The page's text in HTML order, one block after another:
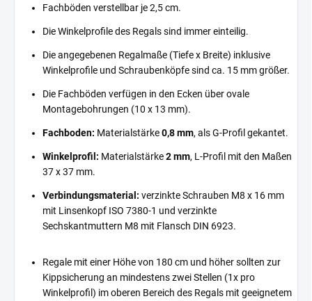
Fachböden verstellbar je 2,5 cm.
Die Winkelprofile des Regals sind immer einteilig.
Die angegebenen Regalmaße (Tiefe x Breite) inklusive
Winkelprofile und Schraubenköpfe sind ca. 15 mm größer.
Die Fachböden verfügen in den Ecken über ovale
Montagebohrungen (10 x 13 mm).
Fachboden: Materialstärke0,8 mm, als G-Profil gekantet.
Winkelprofil: Materialstärke2 mm, L-Profil mit den Maßen
37 x 37 mm.
Verbindungsmaterial: verzinkte Schrauben M8 x 16 mm
mit Linsenkopf ISO 7380-1 und verzinkte
Sechskantmuttern M8 mit Flansch DIN 6923.
Regale mit einer Höhe von 180 cm und höher sollten zur
Kippsicherung an mindestens zwei Stellen (1x pro
Winkelprofil) im oberen Bereich des Regals mit geeignetem